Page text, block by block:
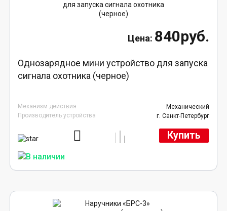
840руб.
Однозарядное мини устройство для запуска
сигнала охотника (черное)
Механизм действия
Механический
Производитель устройства
г. Санкт-Петербург
Купить